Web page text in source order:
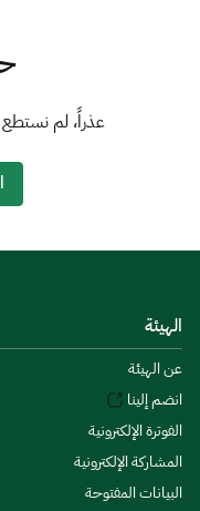
عذراً، لم
الهيئة
عن الهيئة
انضم إلينا
الفوترة الإلكترونية
المشاركة الإلكترونية
البيانات المفتوحة